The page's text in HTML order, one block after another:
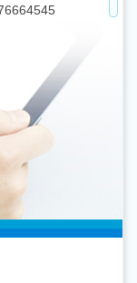
servicio
y
en Soria.
busca
trabajar
motor y